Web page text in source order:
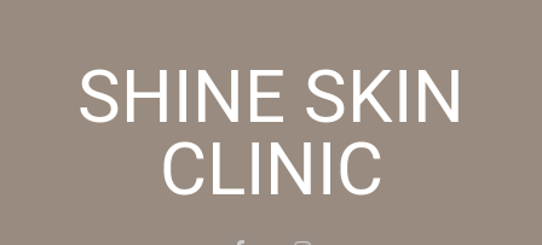
SHINE SKIN
CLINIC